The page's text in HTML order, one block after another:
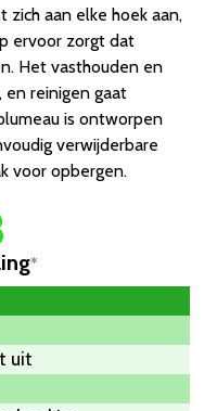
aan elke hoek aan,
ervoor zorgt dat
Het vasthouden en
reinigen gaat
is ontworpen
verwijderbare
voor opbergen.
*
uit